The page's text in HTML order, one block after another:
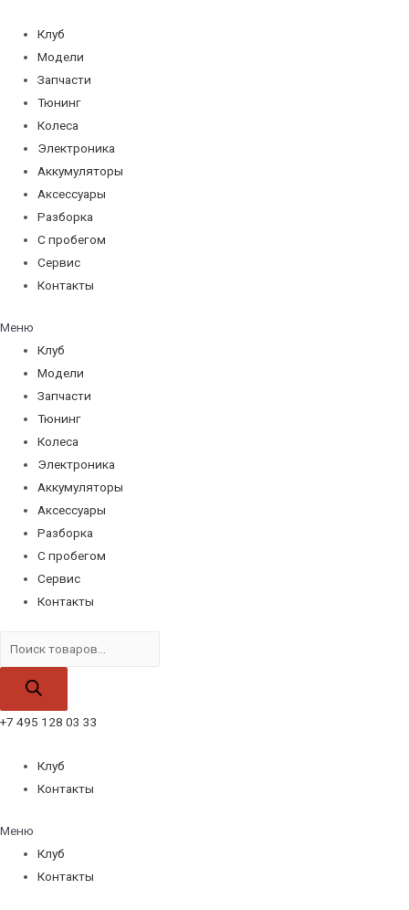
содержимому
Клуб
Модели
Запчасти
Тюнинг
Колеса
Электроника
Аккумуляторы
Аксессуары
Разборка
С пробегом
Сервис
Контакты
Меню
Клуб
Модели
Запчасти
Тюнинг
Колеса
Электроника
Аккумуляторы
Аксессуары
Разборка
С пробегом
Сервис
Контакты
товаров
+7 495 128 03 33
Клуб
Контакты
Меню
Клуб
Контакты